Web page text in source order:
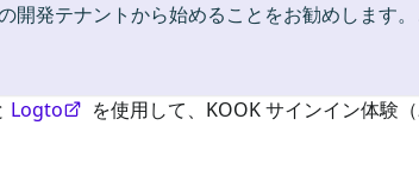
開発テナントから始めることをお勧めします
Logto を使用して、 KOOKサインイン体験